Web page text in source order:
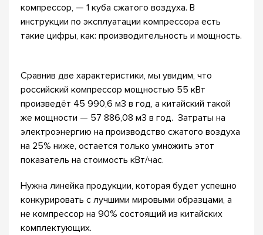
компрессор, — 1 куба сжатого воздуха. В
инструкции по эксплуатации компрессора есть
такие цифры, как: производительность и мощность.
Сравнив две характеристики, мы увидим, что
российский компрессор мощностью 55 кВт
произведёт 45 990,6 м3 в год, а китайский такой
же мощности — 57 886,08 м3 в год. Затраты на
электроэнергию на производство сжатого воздуха
на 25% ниже, остается только умножить этот
показатель на стоимость кВт/час.
Нужна линейка продукции, которая будет успешно
конкурировать с лучшими мировыми образцами, а
не компрессор на 90% состоящий из китайских
комплектующих.